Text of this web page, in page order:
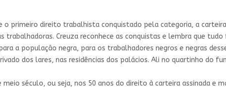
o primeiro direito trabalhista conquistado pela categoria, a
trabalhadoras. Creuza reconhece as conquistas e lembra que
a população negra, para os trabalhadores negros e negras
dos lares, nas residências dos palácios. Ali no quartinho do
meio século, ou seja, nos 50 anos do direito à carteira assinada e